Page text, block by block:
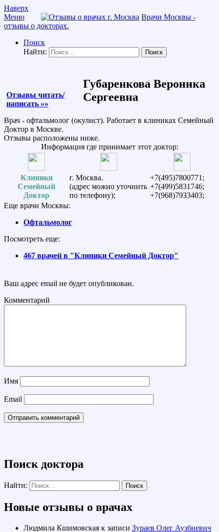
Наверх
Меню
Врачи Москвы -
отзывы о докторах.
Поиск
Найти:
Отзывы читать/
написать »»
Губаренкова Вероника
Сергеевна
Врач - офтальмолог (окулист). Работает в клиниках Семейный
Доктор в Москве.
Отзывы расположены ниже.
Информация где принимает этот доктор:
Клиники
Семейный
Доктор
г. Москва.
(адрес можно уточнить
по телефону);
+7(495)7800771;
+7(499)5831746;
+7(968)7933403;
Еще врачи Москвы:
Офтальмолог
Посмотреть еще:
467 врачей в "Клиники Семейный Доктор"
Ваш адрес email не будет опубликован.
Комментарий
Имя
Email
Поиск доктора
Найти:
Новые отзывы о врачах
Людмила Кшимовская к записи Зураев Олег Аузбиевич